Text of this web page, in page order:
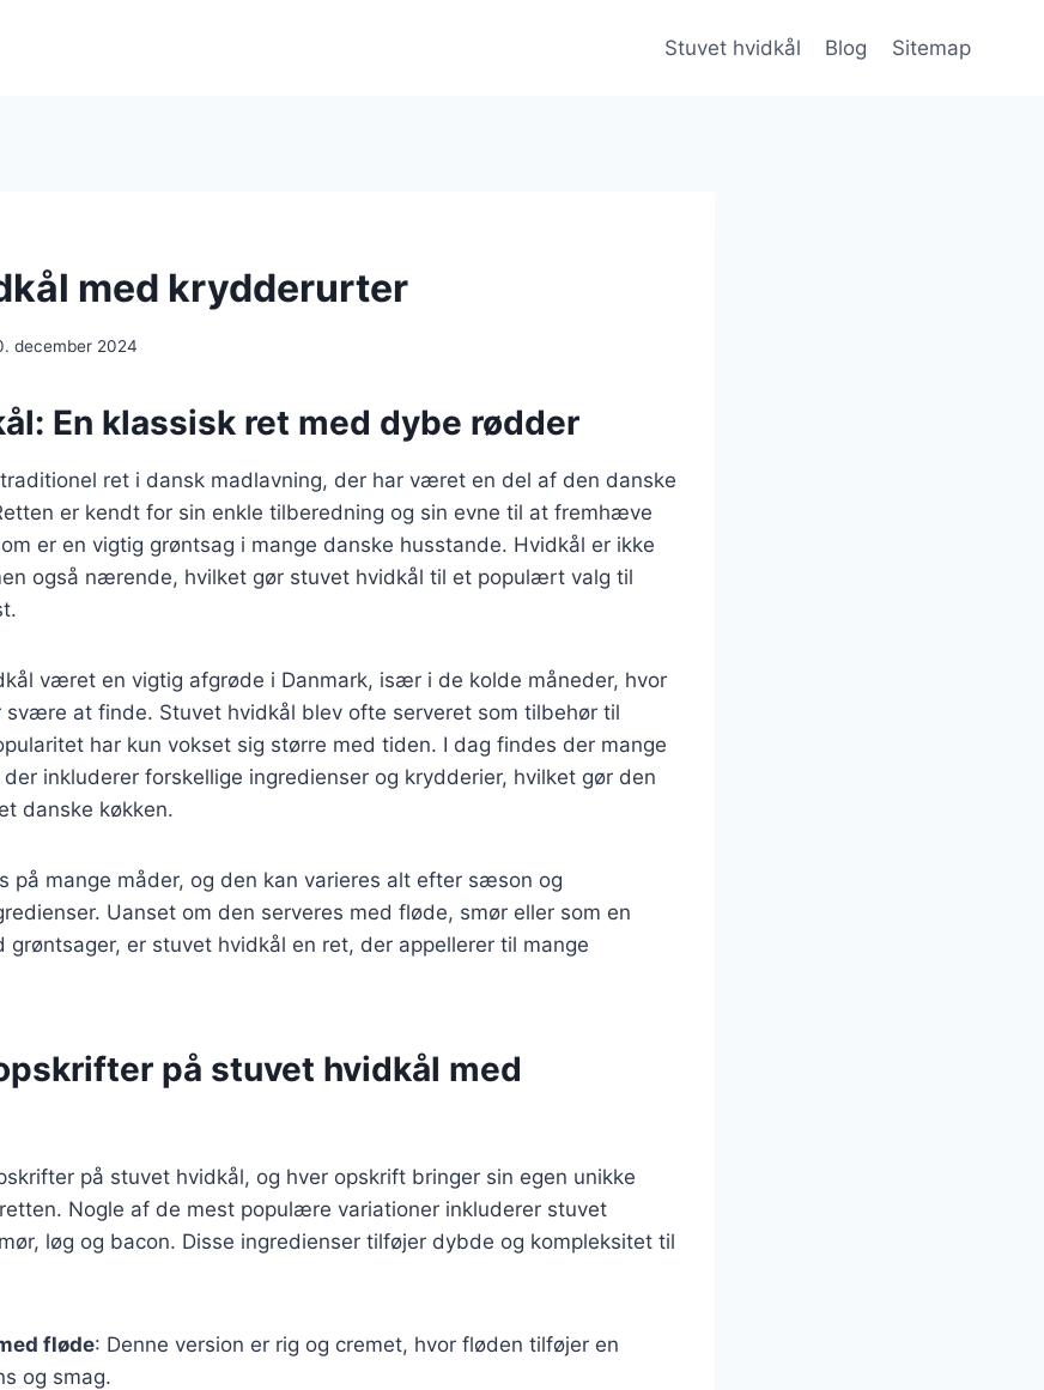
Stuvet hvidkål Blog Sitemap
med krydderurter
december 2024
En klassisk ret med dybe rødder
ret i dansk madlavning, der har været en del af den danske
er kendt for sin enkle tilberedning og sin evne til at fremhæve
er en vigtig grøntsag i mange danske husstande. Hvidkål er ikke
også nærende, hvilket gør stuvet hvidkål til et populært valg til
været en vigtig afgrøde i Danmark, især i de kolde måneder, hvor
svære at finde. Stuvet hvidkål blev ofte serveret som tilbehør til
har kun vokset sig større med tiden. I dag findes der mange
inkluderer forskellige ingredienser og krydderier, hvilket gør den
danske køkken.
på mange måder, og den kan varieres alt efter sæson og
Uanset om den serveres med fløde, smør eller som en
grøntsager, er stuvet hvidkål en ret, der appellerer til mange
på stuvet hvidkål med
på stuvet hvidkål, og hver opskrift bringer sin egen unikke
Nogle af de mest populære variationer inkluderer stuvet
løg og bacon. Disse ingredienser tilføjer dybde og kompleksitet til
fløde: Denne version er rig og cremet, hvor fløden tilføjer en
og smag.